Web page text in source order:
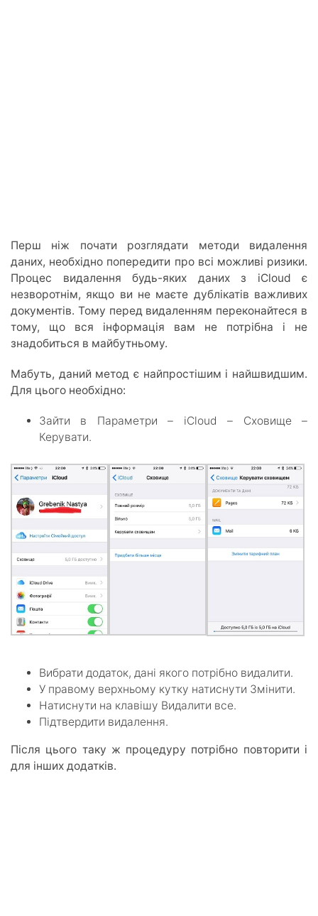
Перш ніж почати розглядати методи видалення
даних, необхідно попередити про всі можливі ризики.
Процес видалення будь-яких даних з iCloud є
незворотнім, якщо ви не маєте дублікатів важливих
документів. Тому перед видаленням переконайтеся в
тому, що вся інформація вам не потрібна і не
знадобиться в майбутньому.
Мабуть, даний метод є найпростішим і найшвидшим.
Для цього необхідно:
Зайти в Параметри – iCloud – Сховище –
Керувати.
Вибрати додаток, дані якого потрібно видалити.
У правому верхньому кутку натиснути Змінити.
Натиснути на клавішу Видалити все.
Підтвердити видалення.
Після цього таку ж процедуру потрібно повторити і
для інших додатків.